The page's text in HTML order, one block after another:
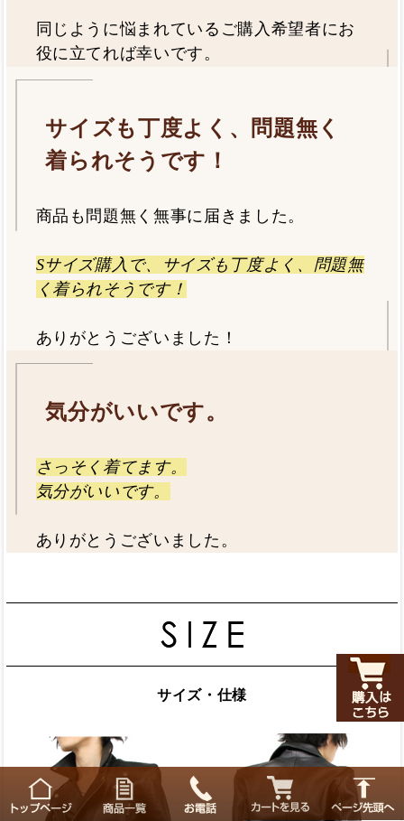
同じように悩まれているご購入希望者にお
役に立てれば幸いです。
サイズも丁度よく、問題無く
着られそうです！
商品も問題無く無事に届きました。
Sサイズ購入で、サイズも丁度よく、問題無
く着られそうです！
ありがとうございました！
気分がいいです。
さっそく着てます。
気分がいいです。
ありがとうございました。
サイズ・仕様